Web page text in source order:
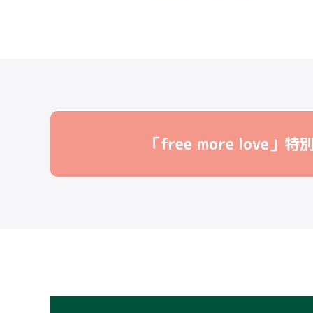
「free more love」特